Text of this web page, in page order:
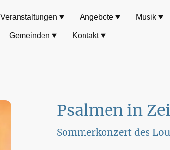
Veranstaltungen Angebote Musik
Gemeinden Kontakt
Psalmen in
Sommerkonzert des